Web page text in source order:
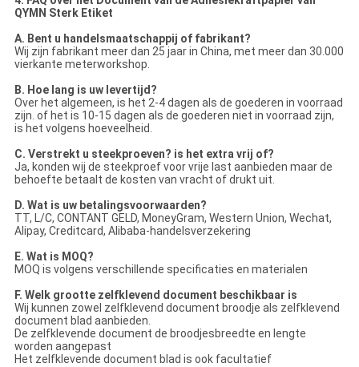
QYMN Sterk Etiket
A. Bent u handelsmaatschappij of fabrikant?
Wij zijn fabrikant meer dan 25 jaar in China, met meer dan 30.000
vierkante meterworkshop.
B. Hoe lang is uw levertijd?
Over het algemeen, is het 2-4 dagen als de goederen in voorraad
zijn. of het is 10-15 dagen als de goederen niet in voorraad zijn,
is het volgens hoeveelheid.
C. Verstrekt u steekproeven? is het extra vrij of?
Ja, konden wij de steekproef voor vrije last aanbieden maar de
behoefte betaalt de kosten van vracht of drukt uit.
D. Wat is uw betalingsvoorwaarden?
TT, L/C, CONTANT GELD, MoneyGram, Western Union, Wechat,
Alipay, Creditcard, Alibaba-handelsverzekering
E. Wat is MOQ?
MOQ is volgens verschillende specificaties en materialen
F. Welk grootte zelfklevend document beschikbaar is
Wij kunnen zowel zelfklevend document broodje als zelfklevend
document blad aanbieden.
De zelfklevende document de broodjesbreedte en lengte
worden aangepast
Het zelfklevende document blad is ook facultatief